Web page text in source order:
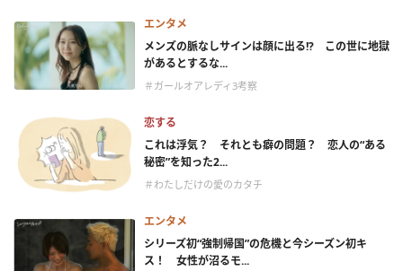
エンタメ
メンズの脈なしサインは顔に出る!? この世に地獄
があるとするな...
＃ガールオアレディ3考察
恋する
これは浮気？ それとも癖の問題？ 恋人の“ある
秘密”を知った2...
＃わたしだけの愛のカタチ
エンタメ
シリーズ初“強制帰国”の危機と今シーズン初キ
ス！ 女性が沼るモ...